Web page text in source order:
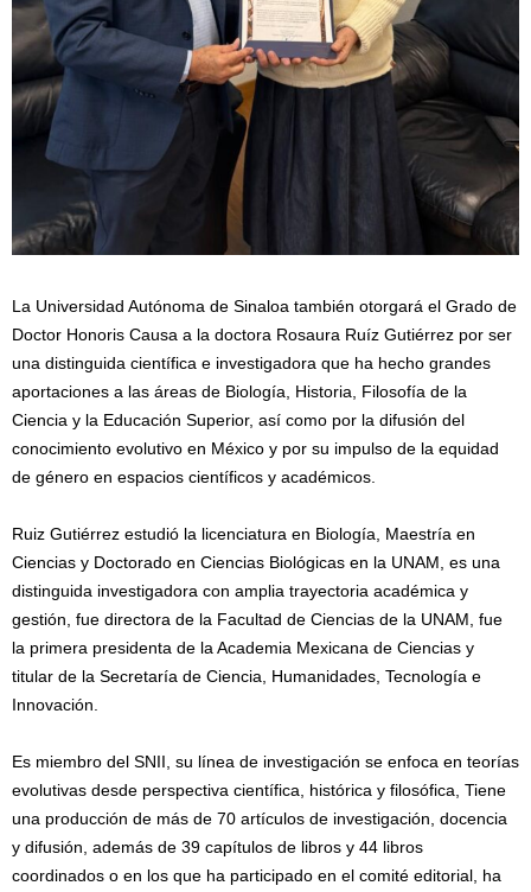
La Universidad Autónoma de Sinaloa también otorgará el Grado de
Doctor Honoris Causa a la doctora Rosaura Ruíz Gutiérrez por ser
una distinguida científica e investigadora que ha hecho grandes
aportaciones a las áreas de Biología, Historia, Filosofía de la
Ciencia y la Educación Superior, así como por la difusión del
conocimiento evolutivo en México y por su impulso de la equidad
de género en espacios científicos y académicos.
Ruiz Gutiérrez estudió la licenciatura en Biología, Maestría en
Ciencias y Doctorado en Ciencias Biológicas en la UNAM, es una
distinguida investigadora con amplia trayectoria académica y
gestión, fue directora de la Facultad de Ciencias de la UNAM, fue
la primera presidenta de la Academia Mexicana de Ciencias y
titular de la Secretaría de Ciencia, Humanidades, Tecnología e
Innovación.
Es miembro del SNII, su línea de investigación se enfoca en teorías
evolutivas desde perspectiva científica, histórica y filosófica, Tiene
una producción de más de 70 artículos de investigación, docencia
y difusión, además de 39 capítulos de libros y 44 libros
coordinados o en los que ha participado en el comité editorial, ha